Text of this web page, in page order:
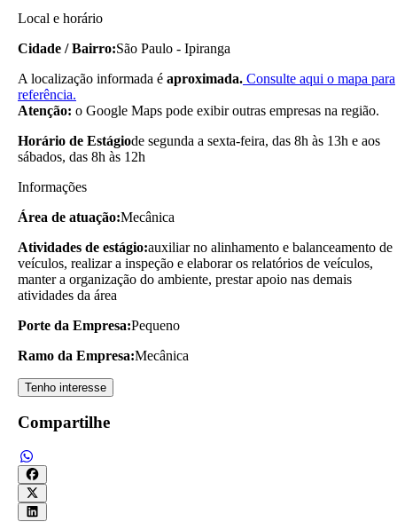
Local e horário
Cidade / Bairro:São Paulo - Ipiranga
A localização informada é aproximada. Consulte aqui o mapa para
referência.
Atenção: o Google Maps pode exibir outras empresas na região.
Horário de Estágiode segunda a sexta-feira, das 8h às 13h e aos
sábados, das 8h às 12h
Informações
Área de atuação:Mecânica
Atividades de estágio:auxiliar no alinhamento e balanceamento de
veículos, realizar a inspeção e elaborar os relatórios de veículos,
manter a organização do ambiente, prestar apoio nas demais
atividades da área
Porte da Empresa:Pequeno
Ramo da Empresa:Mecânica
Tenho interesse
Compartilhe